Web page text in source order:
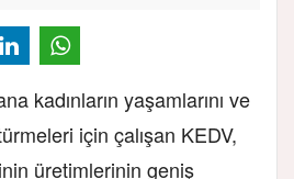
kadınların yaşamlarını ve
için çalışan KEDV,
üretimlerinin geniş